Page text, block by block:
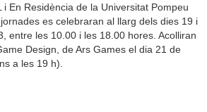
i En Residència de la Universitat Pompeu
es celebraran al llarg dels dies 19 i
entre les 10.00 i les 18.00 hores. Acolliran
Design, de Ars Games el dia 21 de
a les 19 h).